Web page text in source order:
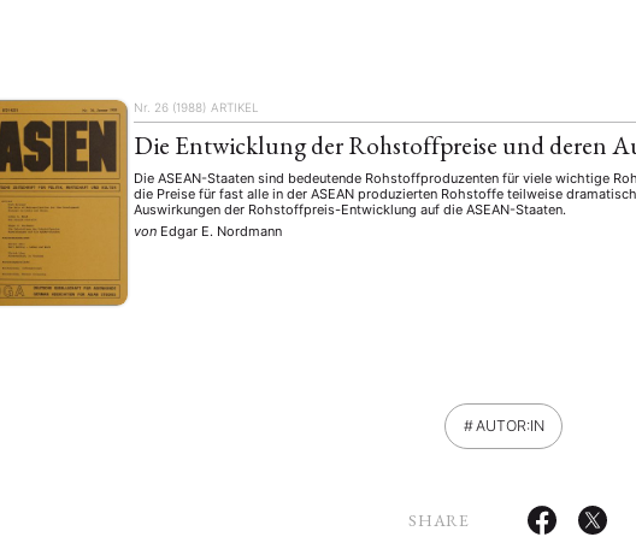
Nr. 26 (1988) ARTIKEL
Die Entwicklung der Rohstoffpreise und deren
Die ASEAN-Staaten sind bedeutende Rohstoffproduzenten für viele wichtige
die Preise für fast alle in der ASEAN produzierten Rohstoffe teilweise
Auswirkungen der Rohstoffpreis-Entwicklung auf die ASEAN-Staaten.
von Edgar E. Nordmann
AUTOR:IN
SHARE